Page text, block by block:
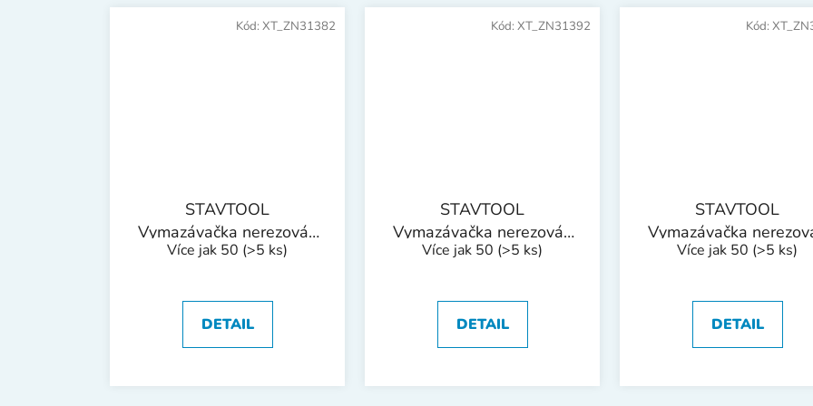
STAVTOOL
Vymazávačka nerezová |
60 mm
Více jak 50 (>5 ks)
DETAIL
Kód: XT_ZN31382
STAVTOOL
Vymazávačka nerezová |
80 mm
Více jak 50 (>5 ks)
DETAIL
Kód: XT_ZN31392
STAVTOOL
Vymazávačka
100 mm
Více jak 50 (>5 ks)
DETAIL
Kód: